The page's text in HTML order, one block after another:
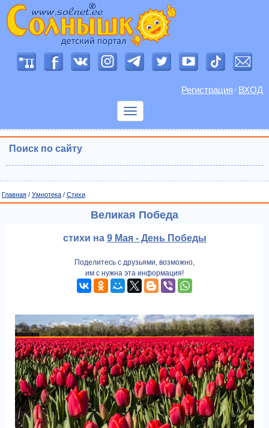
Регистрация / ВХОД
Показать
Поиск по сайту
Главная / Умнотека / Cтихи
Великая Победа
стихи на 9 Мая - День Победы
Поделитесь с друзьями, возможно,
им с нужна эта информация!